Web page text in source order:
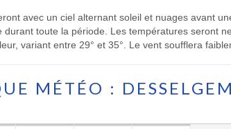
avec un ciel alternant soleil et nuages avant
durant toute la période. Les températures seront
variant entre 29° et 35°. Le vent soufflera
MÉTÉO : DESSELGEM